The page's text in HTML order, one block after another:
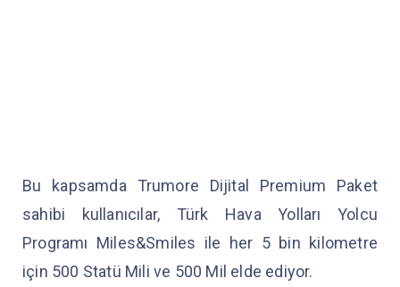
Bu kapsamda Trumore Dijital Premium Paket
sahibi kullanıcılar, Türk Hava Yolları Yolcu
Programı Miles&Smiles ile her 5 bin kilometre
için 500 Statü Mili ve 500 Mil elde ediyor.